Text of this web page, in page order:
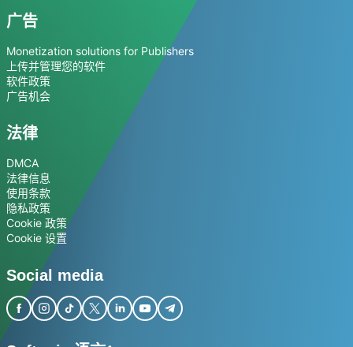
广告
Monetization solutions for Publishers
上传并管理您的软件
软件政策
广告机会
法律
DMCA
法律信息
使用条款
隐私政策
Cookie 政策
Cookie 设置
Social media